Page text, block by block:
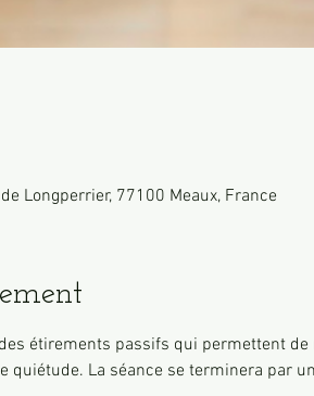
Longperrier, 77100 Meaux, France
étirements passifs qui permettent
quiétude. La séance se terminera par